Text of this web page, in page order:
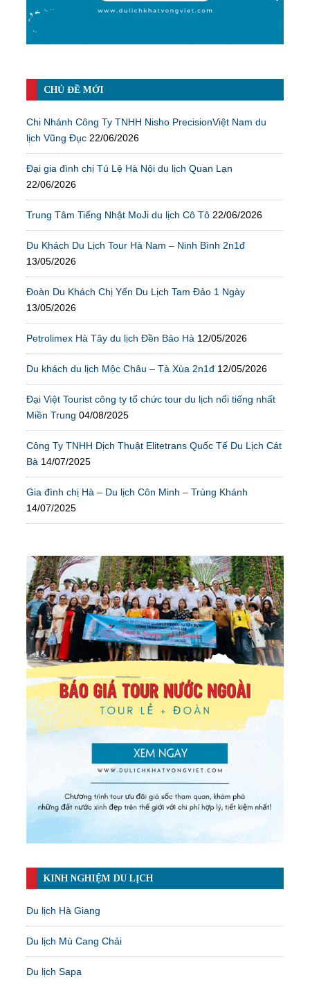
CHỦ ĐỀ MỚI
Chi Nhánh Công Ty TNHH Nisho PrecisionViệt Nam du
lịch Vũng Đục 22/06/2026
Đại gia đình chị Tú Lệ Hà Nội du lịch Quan Lạn
22/06/2026
Trung Tâm Tiếng Nhật MoJi du lịch Cô Tô 22/06/2026
Du Khách Du Lịch Tour Hà Nam – Ninh Bình 2n1đ
13/05/2026
Đoàn Du Khách Chị Yến Du Lịch Tam Đảo 1 Ngày
13/05/2026
Petrolimex Hà Tây du lịch Đền Bảo Hà 12/05/2026
Du khách du lịch Mộc Châu – Tà Xùa 2n1đ 12/05/2026
Đại Việt Tourist công ty tổ chức tour du lịch nổi tiếng nhất
Miền Trung 04/08/2025
Công Ty TNHH Dịch Thuật Elitetrans Quốc Tế Du Lịch Cát
Bà 14/07/2025
Gia đình chị Hà – Du lịch Côn Minh – Trùng Khánh
14/07/2025
KINH NGHIỆM DU LỊCH
Du lịch Hà Giang
Du lịch Mù Cang Chải
Du lịch Sapa